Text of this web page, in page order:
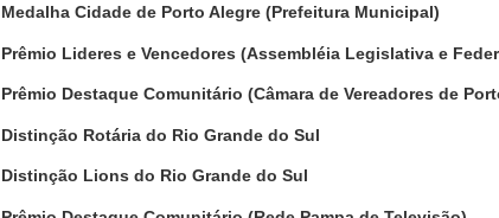
Medalha Cidade de Porto Alegre (Prefeitura Municipal)
Prêmio Lideres e Vencedores (Assembléia Legislativa e
Prêmio Destaque Comunitário (Câmara de Vereadores de
Distinção Rotária do Rio Grande do Sul
Distinção Lions do Rio Grande do Sul